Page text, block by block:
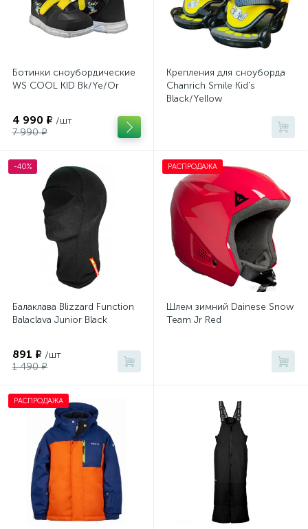
Штаны горнолыжные
Ботинки сноубордические
WS COOL KID Bk/Ye/Or
4 990 ₽ /шт
7 990 ₽
Крепления для сноуборда
Chanrich Smile Kid's
Black/Yellow
-40%
Балаклава Blizzard Function
Balaclava Junior Black
891 ₽ /шт
1 490 ₽
РАСПРОДАЖА
Шлем зимний Dainese Snow
Team Jr Red
РАСПРОДАЖА